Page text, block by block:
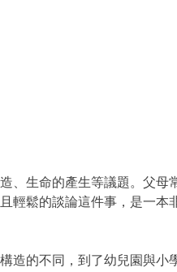
生命的產生等議題。父
鬆的談論這件事，是一本
的不同，到了幼兒園與小